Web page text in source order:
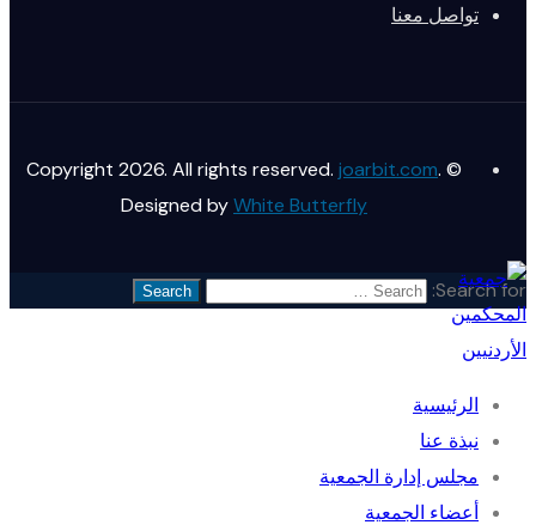
تواصل معنا
© Copyright 2026. All rights reserved.
joarbit.com.
Designed byWhite Butterfly
Search for:
الرئيسية
نبذة عنا
مجلس إدارة الجمعية
أعضاء الجمعية